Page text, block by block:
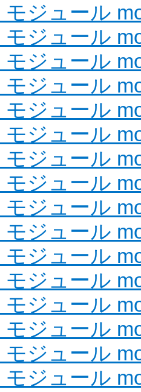
モジュール
モジュール
モジュール
モジュール
モジュール
モジュール
モジュール
モジュール
モジュール
モジュール
モジュール
モジュール
モジュール
モジュール
モジュール
モジュール